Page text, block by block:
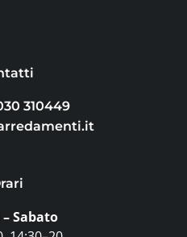
310449
Sabato